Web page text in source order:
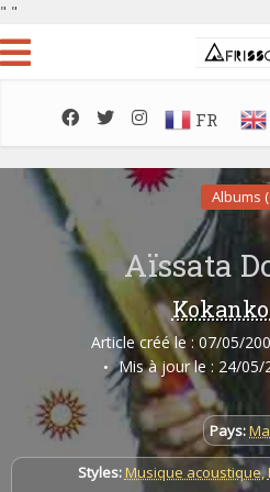
" "
FR
Albums
Aïssata
Article créé le : 07/05/
Mis à jour le : 24/05/
Pays:
Styles: Musique acoustique,